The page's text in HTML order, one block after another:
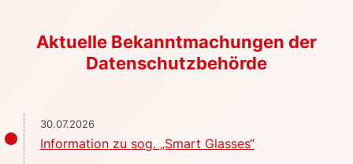
Aktuelle Bekanntmachungen der
Datenschutzbehörde
30.07.2026
Information zu sog. „Smart Glasses“